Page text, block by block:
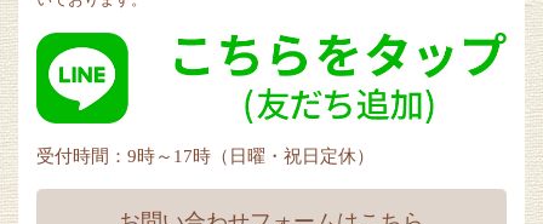
受付時間：9時～17時（日曜・祝日定休）